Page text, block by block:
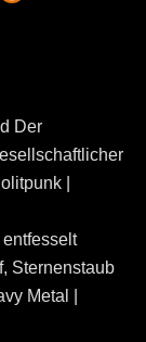
Der
|
entfesselt
Sternenstaub
Metal |